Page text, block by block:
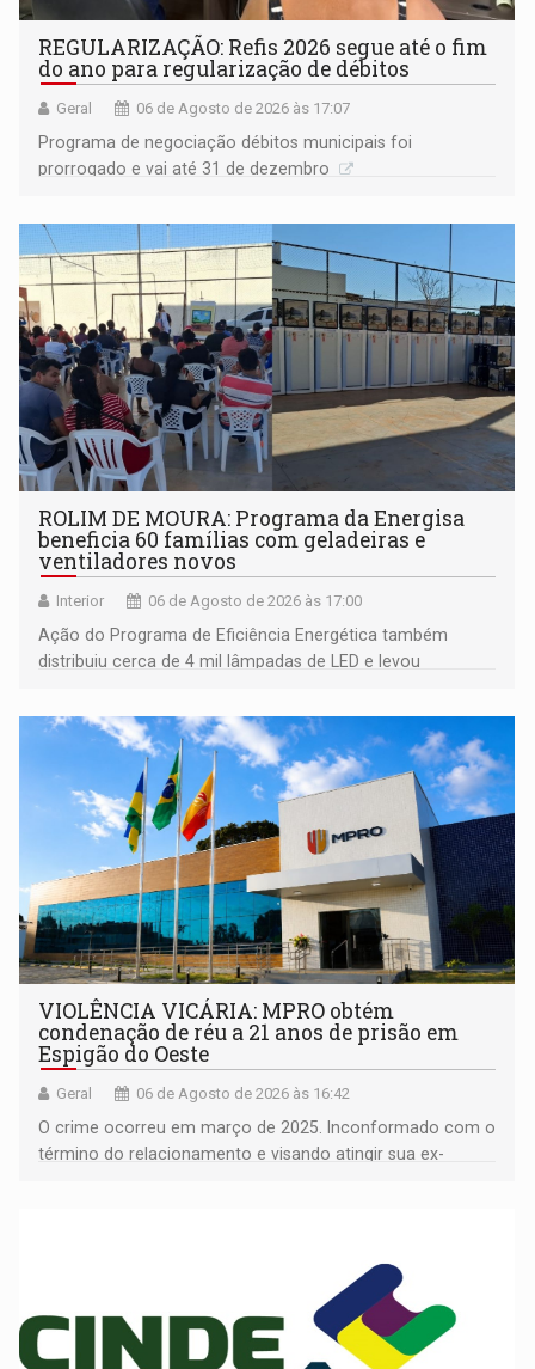
REGULARIZAÇÃO: Refis 2026 segue até o fim
do ano para regularização de débitos
Geral 06 de Agosto de 2026 às 17:07
Programa de negociação débitos municipais foi
prorrogado e vai até 31 de dezembro
ROLIM DE MOURA: Programa da Energisa
beneficia 60 famílias com geladeiras e
ventiladores novos
Interior 06 de Agosto de 2026 às 17:00
Ação do Programa de Eficiência Energética também
distribuiu cerca de 4 mil lâmpadas de LED e levou
comunidade
VIOLÊNCIA VICÁRIA: MPRO obtém
condenação de réu a 21 anos de prisão em
Espigão do Oeste
Geral 06 de Agosto de 2026 às 16:42
O crime ocorreu em março de 2025. Inconformado com o
término do relacionamento e visando atingir sua ex-